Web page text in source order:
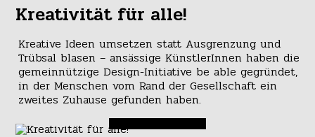
Kreativität für alle!
Kreative Ideen umsetzen statt Ausgrenzung und
Trübsal blasen – ansässige KünstlerInnen haben die
gemeinnützige Design-Initiative be able gegründet,
in der Menschen vom Rand der Gesellschaft ein
zweites Zuhause gefunden haben.